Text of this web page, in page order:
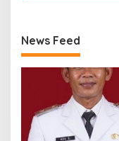
News Feed